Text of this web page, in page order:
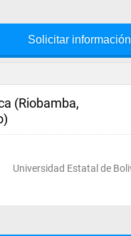
Solicitar información
(Riobamba,
Universidad Estatal de